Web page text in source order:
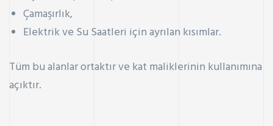
Çamaşırlık,
Elektrik ve Su Saatleri için ayrılan kısımlar.
Tüm bu alanlar ortaktır ve kat maliklerinin kullanımına
açıktır.